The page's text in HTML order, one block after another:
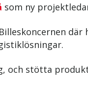
som ny
och stötta